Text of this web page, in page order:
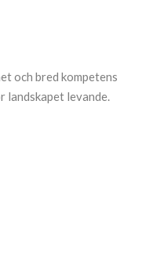
och bred kompetens
landskapet levande.